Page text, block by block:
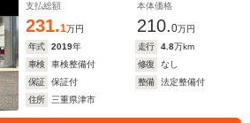
支払総額
231.1万円
本体価格
210.0万円
年式
2019年 走行 4.8万km
車検
車検整備付 修復
なし
保証
保証付 整備
法定整備付
住所
三重県津市